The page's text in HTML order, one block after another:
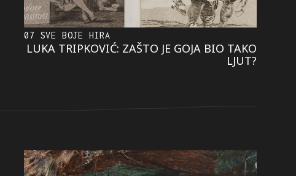
07 SVE BOJE HIRA
LUKA TRIPKOVIĆ: ZAŠTO JE GOJA BIO TAKO
LJUT?